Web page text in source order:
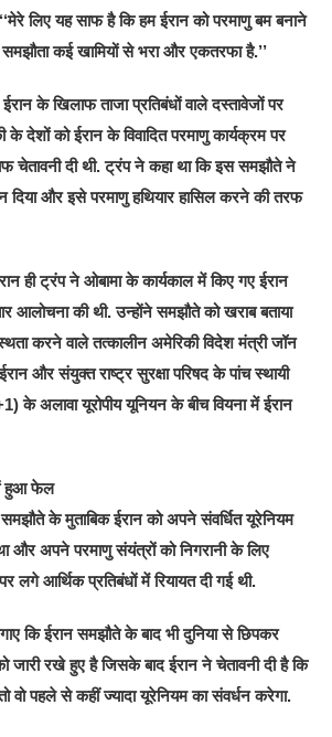
लिए यह साफ है कि हम ईरान को परमाणु बम बनाने
कई खामियों से भरा और एकतरफा है.’’
के खिलाफ ताजा प्रतिबंधों वाले दस्तावेजों पर
के देशों को ईरान के विवादित परमाणु कार्यक्रम पर
चेतावनी दी थी. ट्रंप ने कहा था कि इस समझौते ने
दिया और इसे परमाणु हथियार हासिल करने की तरफ
ही ट्रंप ने ओबामा के कार्यकाल में किए गए ईरान
आलोचना की थी. उन्होंने समझौते को खराब बताया
करने वाले तत्कालीन अमेरिकी विदेश मंत्री जॉन
और संयुक्त राष्ट्र सुरक्षा परिषद के पांच स्थायी
के अलावा यूरोपीय यूनियन के बीच वियना में ईरान
हुआ फेल
के मुताबिक ईरान को अपने संवर्धित यूरेनियम
और अपने परमाणु संयंत्रों को निगरानी के लिए
लगे आर्थिक प्रतिबंधों में रियायत दी गई थी.
कि ईरान समझौते के बाद भी दुनिया से छिपकर
जारी रखे हुए है जिसके बाद ईरान ने चेतावनी दी है कि
पहले से कहीं ज्यादा यूरेनियम का संवर्धन करेगा.